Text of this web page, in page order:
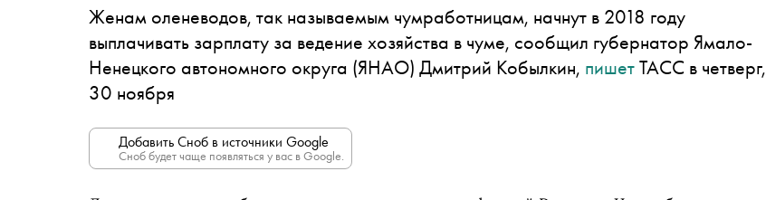
Женам оленеводов, так называемым чумработницам, начнут в 2018 году
выплачивать зарплату за ведение хозяйства в чуме, сообщил губернатор Ямало-
Ненецкого автономного округа (ЯНАО) Дмитрий Кобылкин, пишетТАСС в четверг,
30 ноября
Добавить Сноб в источники Google
Сноб будет чаще появляться у вас в Google.